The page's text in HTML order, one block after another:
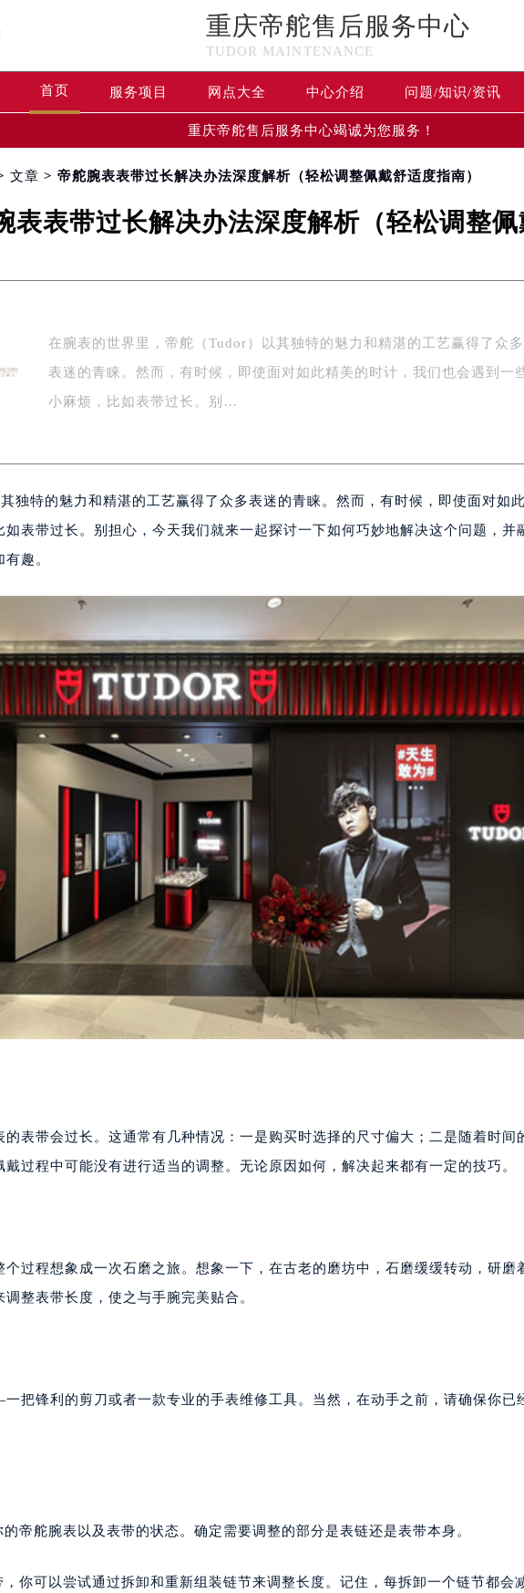
重庆帝舵售后服务中心
TUDOR MAINTENANCE
首页 服务项目 网点大全 中心介绍 问题/知识/资讯
重庆帝舵售后服务中心竭诚为您服务！
文章 > 帝舵腕表表带过长解决办法深度解析（轻松调整佩戴舒适度指南）
表表带过长解决办法深度解析（轻松调整
在腕表的世界里，帝舵（Tudor）以其独特的魅力和精湛的工艺赢得了众多
表迷的青睐。然而，有时候，即使面对如此精美的时计，我们也会遇到一
小麻烦，比如表带过长。别…
独特的魅力和精湛的工艺赢得了众多表迷的青睐。然而，有时候，即使面对如
表带过长。别担心，今天我们就来一起探讨一下如何巧妙地解决这个问题，并
趣。
表带会过长。这通常有几种情况：一是购买时选择的尺寸偏大；二是随着时间
过程中可能没有进行适当的调整。无论原因如何，解决起来都有一定的技巧。
过程想象成一次石磨之旅。想象一下，在古老的磨坊中，石磨缓缓转动，研磨
整表带长度，使之与手腕完美贴合。
把锋利的剪刀或者一款专业的手表维修工具。当然，在动手之前，请确保你已
帝舵腕表以及表带的状态。确定需要调整的部分是表链还是表带本身。
你可以尝试通过拆卸和重新组装链节来调整长度。记住，每拆卸一个链节都会